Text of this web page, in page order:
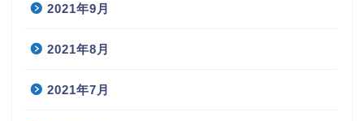
2021年9月
2021年8月
2021年7月